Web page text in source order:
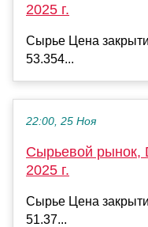
2025 г.
Сырье Цена
53.354...
22:00, 25 Ноя
Сырьевой рынок,
2025 г.
Сырье Цена
51.37...